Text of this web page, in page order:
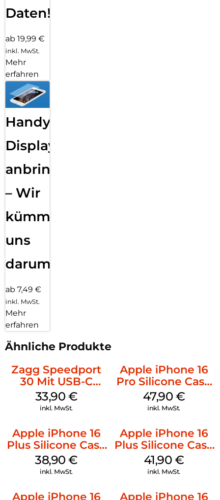
Daten!
ab 19,99 €
inkl. MwSt.
Mehr
erfahren
Handy
Displayfolie
anbringen
– Wir
kümmern
uns
darum!
ab 7,49 €
inkl. MwSt.
Mehr
erfahren
Ähnliche Produkte
Zagg Speedport
30 Mit USB-C
Kabel Weiß
33,90 €
inkl. MwSt.
Apple iPhone 16
Pro Silicone Case
MagSafe Denim
47,90 €
inkl. MwSt.
Apple iPhone 16
Plus Silicone Case
MagSafe Denim
38,90€
inkl. MwSt.
Apple iPhone 16
Plus Silicone Case
MagSafe Stone
Gray
41,90 €
inkl. MwSt.
Apple iPhone 16
Apple iPhone 16